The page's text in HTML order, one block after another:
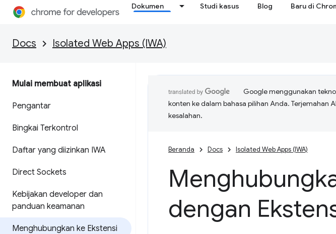
Dokumen Studi kasus Blog Baru di
Docs Isolated Web Apps (IWA)
Mulai membuat aplikasi
Pengantar
Bingkai Terkontrol
Daftar yang diizinkan IWA
Direct Sockets
Kebijakan developer dan
panduan keamanan
Menghubungkan ke Ekstensi
Google menggunakan
konten ke dalam bahasa pilihan Anda. Terjemahan
kesalahan.
Beranda Docs Isolated Web Apps (IWA)
dengan